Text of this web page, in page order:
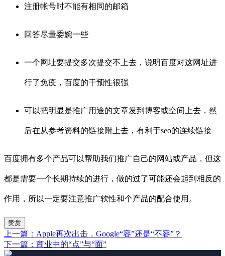
注册帐号时不能有相同的邮箱
回答尽量委婉一些
一个网址要提交多次提交不上去，说明百度对这网址进
行了免疫，百度的干预性很强
可以把明显是推广用途的文章发到博客或空间上去，然
后在从参考资料的链接附上去，有利于seo的连续链接
百度拥有多个产品可以帮助我们推广自己的网站或产品，但这
都是需要一个长期持续的进行，做的过了可能还会起到相反的
作用，所以一定要注意推广软性和个产品的配合使用。
赞赏
上一篇：Apple再次出击，Google“容”还是“不容”？
下一篇：商业中的“点”与“面”